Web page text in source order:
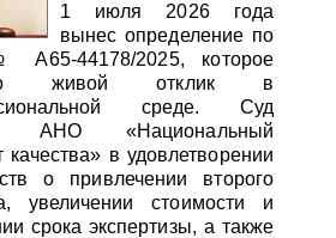
1 июля 2026 года
вынес определение по
2025, которое
живой отклик в
среде. Суд
АНО «Национальный
качества» в удовлетворении
о привлечении второго
увеличении стоимости и
срока экспертизы, а также